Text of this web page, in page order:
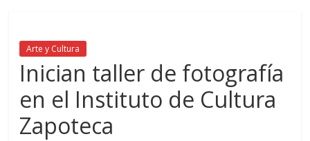
Arte y Cultura
Inician taller de fotografía
en el Instituto de Cultura
Zapoteca